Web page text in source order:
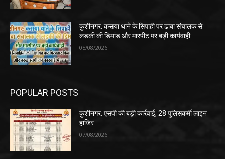
कुशीनगर: कसया थाने के सिपाही पर ढाबा संचालक से
लड़की की डिमांड और मारपीट पर बड़ी कार्यवाही
05/08/2026
POPULAR POSTS
कुशीनगर: एसपी की बड़ी कार्रवाई, 28 पुलिसकर्मी लाइन
हाजिर
07/08/2026